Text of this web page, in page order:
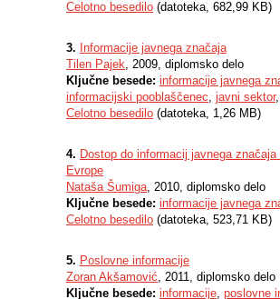
Celotno besedilo (datoteka, 682,99 KB)
3. Informacije javnega značaja
Tilen Pajek, 2009, diplomsko delo
Ključne besede: informacije javnega
informacijski pooblaščenec, javni sektor
Celotno besedilo (datoteka, 1,26 MB)
4. Dostop do informacij javnega
Evrope
Nataša Šumiga, 2010, diplomsko delo
Ključne besede: informacije javnega
Celotno besedilo (datoteka, 523,71 KB)
5. Poslovne informacije
Zoran Akšamović, 2011, diplomsko delo
Ključne besede: informacije, poslovne